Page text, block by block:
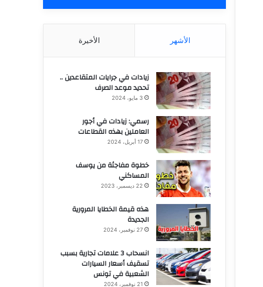
الأشهر الأخيرة
زيادات في جرايات المتقاعدين ..
تحديد موعد الصرف
3 مايو، 2024
رسمي: زيادات في أجور
العاملين بهذه القطاعات
17 أبريل، 2024
خطوة مفاجئة من يوسف
المساكني
22 ديسمبر، 2023
هذه قيمة الخطايا المرورية
الجديدة
27 نوفمبر، 2024
انسحاب 3 علامات تجارية بسبب
تسقيف أسعار السيارات
الشعبية في تونس
21 نوفمبر، 2024